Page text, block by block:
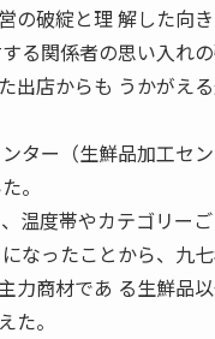
破綻と理 解した向き
る関係者の思い入れ
店からも うかがえ
ター（生鮮品加工セ
。
温度帯やカテゴリー
なったことから、九
商材であ る生鮮品
た。